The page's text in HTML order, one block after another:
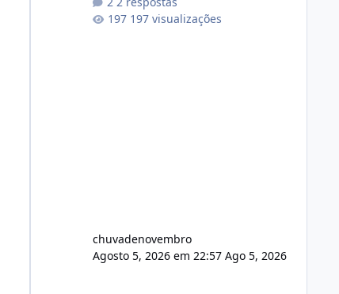
pegada no da.
197 visualizações
chuvadenovembro
Agosto 5, 2026 em 22:57 Ago 5, 2026